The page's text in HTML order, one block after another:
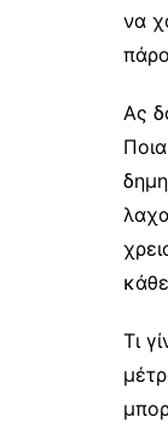
να
Ας
Τι